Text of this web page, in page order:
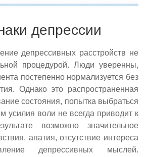
депрессии
депрессивных расстройств не
процедурой. Люди уверенны,
постепенно нормализуется без
Однако это распространенная
состояния, попытка выбраться
усилия воли не всегда приводит к
возможно значительное
апатия, отсутствие интереса
депрессивных мыслей.